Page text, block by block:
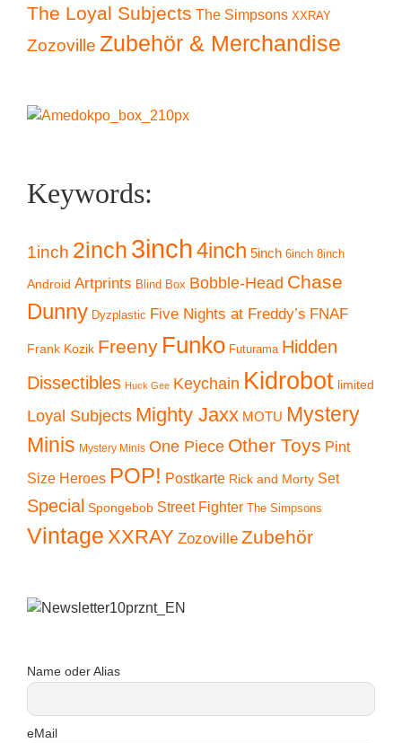
The Loyal Subjects The Simpsons XXRAY
Zozoville Zubehör & Merchandise
Keywords:
1inch 2inch 3inch4inch 5inch 6inch 8inch
Android Artprints Blind Box Bobble-Head Chase
Dunny Dyzplastic Five Nights at Freddy’s FNAF
Frank Kozik Freeny Funko Futurama Hidden
Dissectibles Huck Gee Keychain Kidrobot limited
Loyal Subjects Mighty Jaxx MOTU Mystery
Minis Mystery Minis One Piece Other Toys Pint
Size Heroes POP! Postkarte Rick and Morty Set
Special Spongebob Street Fighter The Simpsons
Vintage XXRAY Zozoville Zubehör
Name oder Alias
eMail